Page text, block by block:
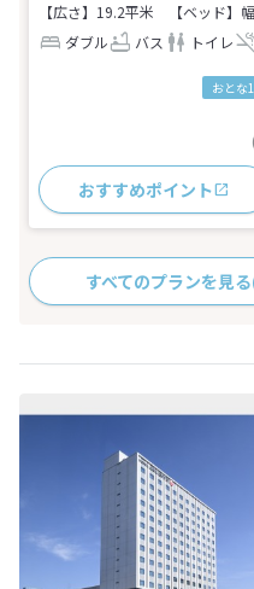
【広さ】19.2平米
【ベッド】
ダブル
バス トイレ
おとな
おすすめポイント
すべてのプランを見る